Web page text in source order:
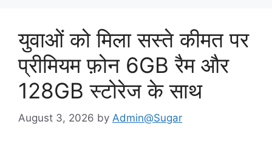
युवाओं को मिला सस्ते कीमत पर
प्रीमियम फ़ोन 6GB रैम और
128GB स्टोरेज के साथ
August 3, 2026 by Admin@Sugar